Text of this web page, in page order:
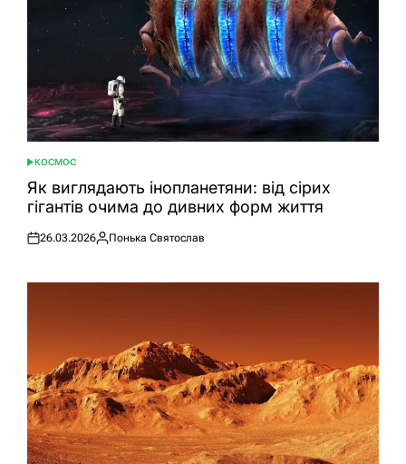
ОПУБЛІКУВАТИ
У
КОСМОС
Як виглядають інопланетяни: від сірих
гігантів очима до дивних форм життя
Оприлюднено
26.03.2026
Опубліковано
Понька Святослав